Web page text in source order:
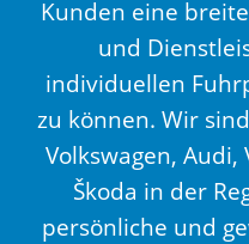
Kunden eine
und
individuellen
zu können. Wir
Volkswagen,
Škoda in der
persönliche und